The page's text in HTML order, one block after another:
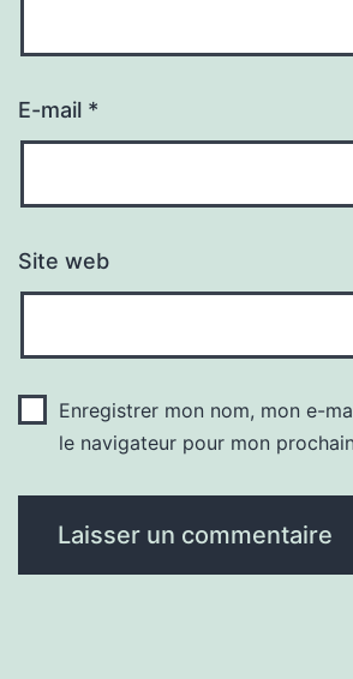
E-mail *
Site web
Enregistrer mon nom, mon e-
le navigateur pour mon